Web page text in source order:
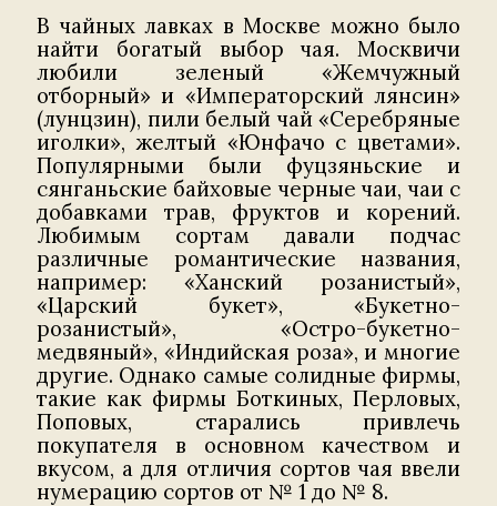
В чайных лавках в Москве можно было
найти богатый выбор чая. Москвичи
любили зеленый «Жемчужный
отборный» и «Императорский лянсин»
(лунцзин), пили белый чай «Серебряные
иголки», желтый «Юнфачо с цветами».
Популярными были фуцзяньские и
сянганьские байховые черные чаи, чаи с
добавками трав, фруктов и корений.
Любимым сортам давали подчас
различные романтические названия,
например: «Ханский розанистый»,
«Царский букет», «Букетно-
розанистый», «Остро-букетно-
медвяный», «Индийская роза», и многие
другие. Однако самые солидные фирмы,
такие как фирмы Боткиных, Перловых,
Поповых, старались привлечь
покупателя в основном качеством и
вкусом, а для отличия сортов чая ввели
нумерацию сортов от № 1 до № 8.